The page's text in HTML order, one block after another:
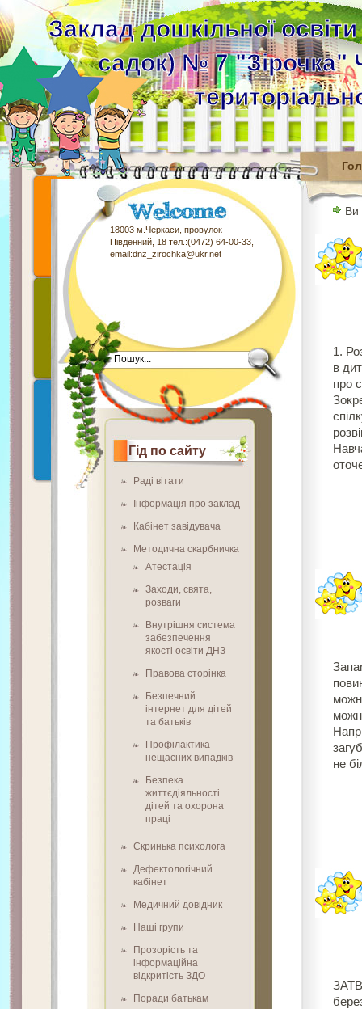
Заклад дошкільної
садок) № 7 "Зірочка"
18003 м.Черкаси, провулок
Південний, 18 тел.:(0472) 64-00-33,
email:dnz_zirochka@ukr.net
Гід по сайту
Раді вітати
Інформація про заклад
Кабінет завідувача
Методична скарбничка
Атестація
Заходи, свята,
розваги
Внутрішня система
забезпечення
якості освіти ДНЗ
Правова сторінка
Безпечний
інтернет для дітей
та батьків
Профілактика
нещасних випадків
Безпека
життєдіяльності
дітей та охорона
праці
Скринька психолога
Дефектологічний
кабінет
Медичний довідник
Наші групи
Прозорість та
інформаційна
відкритість ЗДО
Поради батькам
Ви
1.
в
про
не